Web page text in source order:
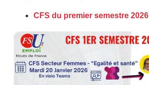
CFS du premier semestre 2026